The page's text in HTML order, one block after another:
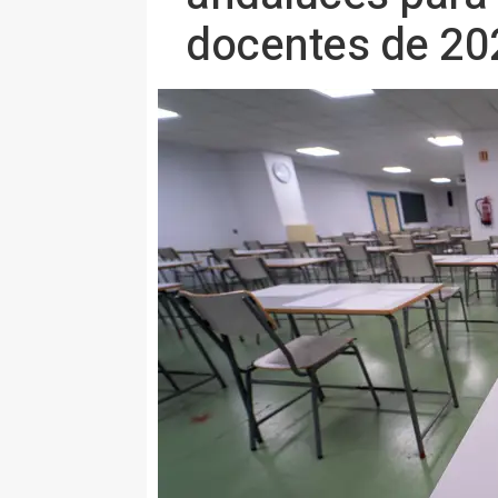
docentes de